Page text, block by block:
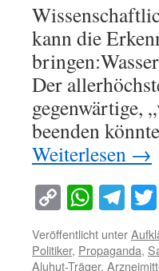
kann die
Der
gegenwärtige,
beenden
Weiterlesen →
Copy
Link
Veröffentlicht unter
Politiker, Propaganda,
Aluhut-Träger,